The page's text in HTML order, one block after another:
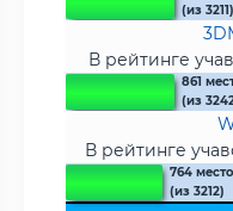
(из 3211)
В рейтинге
861
(из
В рейтинге
764 место
(из 3212)